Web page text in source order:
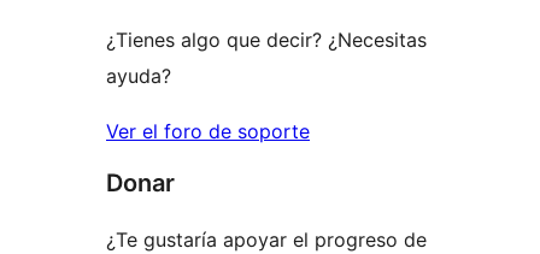
¿Tienes algo que decir? ¿Necesitas
ayuda?
Ver el foro de soporte
Donar
¿Te gustaría apoyar el progreso de